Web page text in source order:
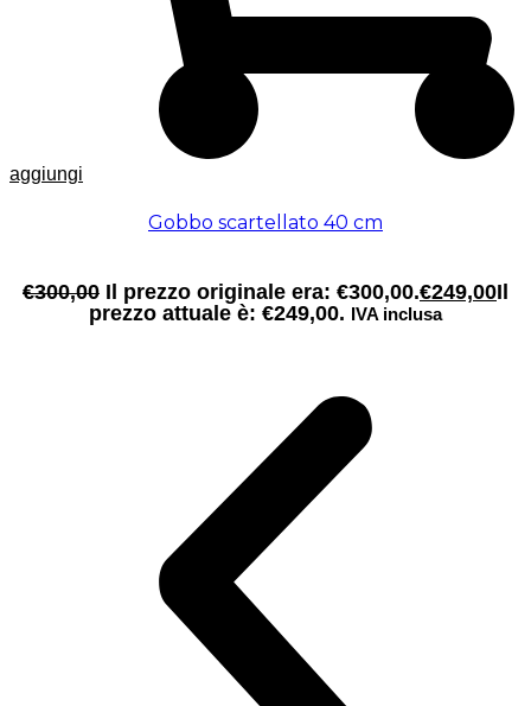
aggiungi
Gobbo scartellato 40 cm
€300,00 Il prezzo originale era: €300,00.€249,00Il
prezzo attuale è: €249,00. IVA inclusa